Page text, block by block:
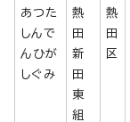
あつた
しんで
んひが
しぐみ
熱
田
新
田
東
組
熱
田
区